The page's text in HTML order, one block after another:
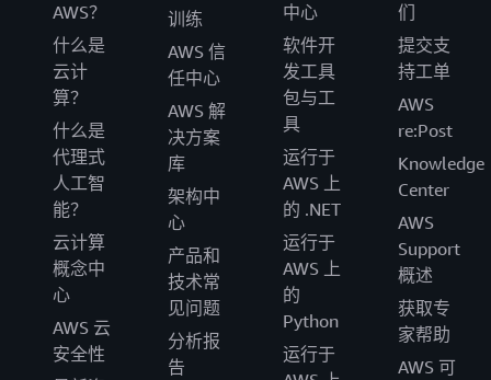
AWS？
什么是
云计
算？
什么是
代理式
人工智
能？
云计算
概念中
心
AWS 云
安全性
训练
AWS 信
任中心
AWS 解
决方案
库
架构中
心
产品和
技术常
见问题
分析报
告
中心
软件开
发工具
包与工
具
运行于
AWS 上
的 .NET
运行于
AWS 上
的
Python
运行于
们
提交支
持工单
AWS
re:Post
Knowledge
Center
AWS
Support
概述
获取专
家帮助
AWS 可